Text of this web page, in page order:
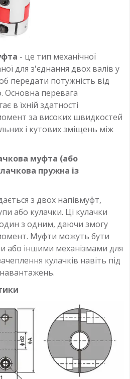
- це тип механічної
для з'єднання двох валів у
передати потужність від
Основна перевага
в їхній здатності
за високих швидкостей
і кутових зміщень між
муфта (або
пружна із
з двох напівмуфт,
або кулачки. Ці кулачки
з одним, даючи змогу
Муфти можуть бути
або іншими механізмами для
кулачків навіть під
навантажень.